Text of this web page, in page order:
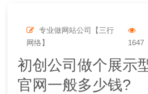
专业做网站公司【三行
网络】
1647
初创公司做个展示
官网一般多少钱?